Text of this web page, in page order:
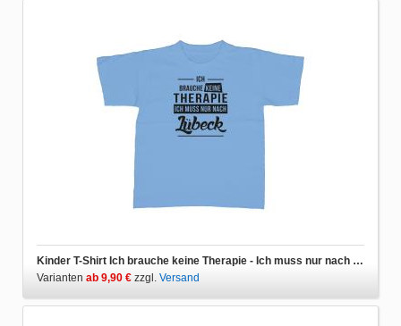
Kinder T-Shirt Ich brauche keine Therapie - Ich muss nur nach Lübeck
Varianten ab 9,90 € zzgl. Versand